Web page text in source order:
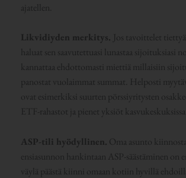
ajatellen.
Likvidiyden merkitys. Jos tavoittelet
haluat sen saavutettuasi lunastaa sijoituksiasi
kannattaa ehdottomasti miettiä millaisiin
panostat vuolaimmat summat. Helposti
ovat esimerkiksi suurten pörssiyritysten
ETF-rahastot ja pienet yksiöt kasvukeskuksissa.
ASP-tili hyödyllinen. Oma asunto
ensiasunnon hankintaan ASP-säästäminen on
väylä päästä kiinni omaan kotiin hyvillä